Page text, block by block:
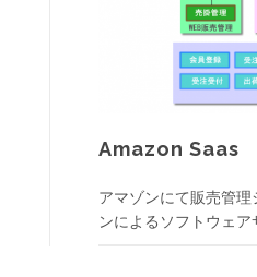
Amazon Saas
アマゾンにて販売管
ンによるソフトウェア